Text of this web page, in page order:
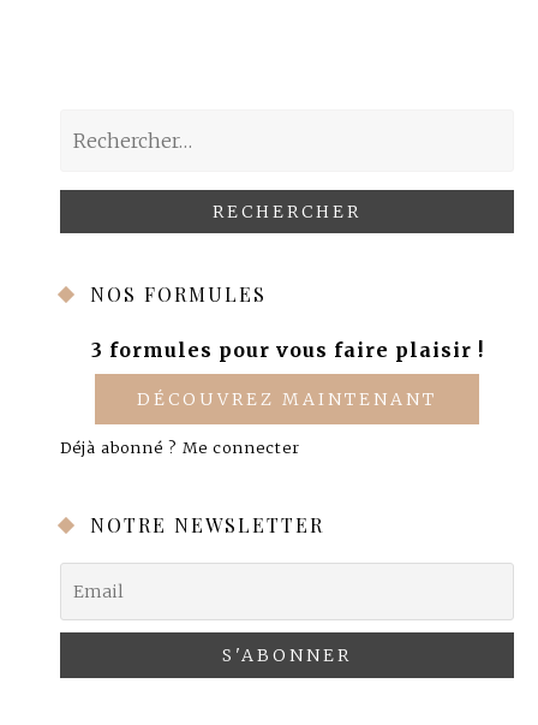
Rechercher :
NOS FORMULES
3 formules pour vous faire plaisir !
DÉCOUVREZ MAINTENANT
Déjà abonné ? Me connecter
NOTRE NEWSLETTER